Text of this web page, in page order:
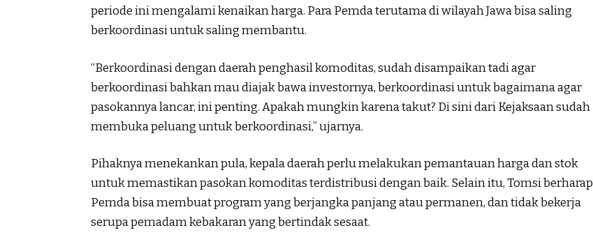
periode ini mengalami kenaikan harga. Para Pemda terutama di wilayah Jawa bisa saling
berkoordinasi untuk saling membantu.
“Berkoordinasi dengan daerah penghasil komoditas, sudah disampaikan tadi agar
berkoordinasi bahkan mau diajak bawa investornya, berkoordinasi untuk bagaimana agar
pasokannya lancar, ini penting. Apakah mungkin karena takut? Di sini dari Kejaksaan sudah
membuka peluang untuk berkoordinasi,” ujarnya.
Pihaknya menekankan pula, kepala daerah perlu melakukan pemantauan harga dan stok
untuk memastikan pasokan komoditas terdistribusi dengan baik. Selain itu, Tomsi berharap
Pemda bisa membuat program yang berjangka panjang atau permanen, dan tidak bekerja
serupa pemadam kebakaran yang bertindak sesaat.